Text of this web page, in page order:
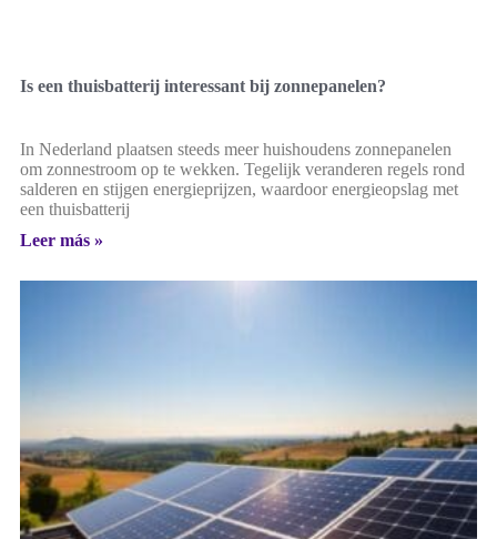
Is een thuisbatterij interessant bij zonnepanelen?
In Nederland plaatsen steeds meer huishoudens zonnepanelen
om zonnestroom op te wekken. Tegelijk veranderen regels rond
salderen en stijgen energieprijzen, waardoor energieopslag met
een thuisbatterij
Leer más »